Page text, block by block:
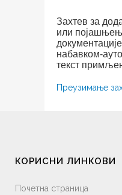
Захтев за
или
набавком-
текст
Преузимање
КОРИСНИ ЛИНКОВИ
Почетна страница